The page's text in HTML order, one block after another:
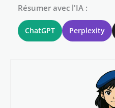
Résumer avec l'IA :
ChatGPT Perplexity